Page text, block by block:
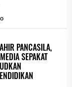
yang
PANCASILA,
SEPAKAT